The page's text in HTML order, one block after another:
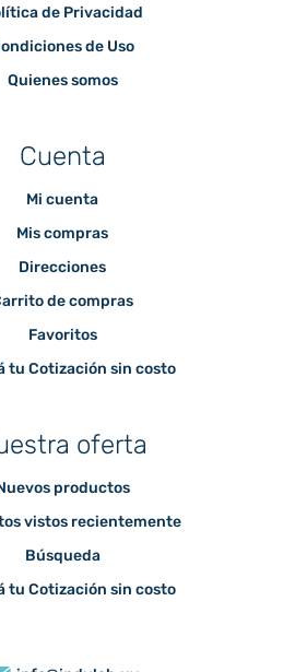
de Privacidad
de Uso
Quienes somos
Cuenta
Mi cuenta
Mis compras
Direcciones
de compras
Favoritos
tu Cotización sin costo
oferta
productos
vistos recientemente
Búsqueda
tu Cotización sin costo